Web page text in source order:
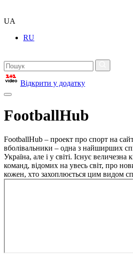
UA
RU
Відкрити у додатку
FootballHub
FootballHub – проект про спорт на
вболівальники – одна з найширших
Україна, але і у світі. Існує величезна
команд, відомих на увесь світ, про
кожен, хто захоплюється цим видом